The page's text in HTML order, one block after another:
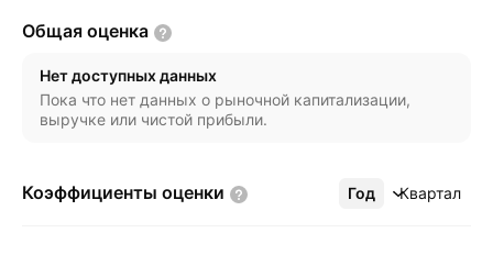
Общая оценка
Нет доступных данных
Пока что нет данных о рыночной капитализации,
выручке или чистой прибыли.
Коэффициенты оценки Год Квартал
Ещё